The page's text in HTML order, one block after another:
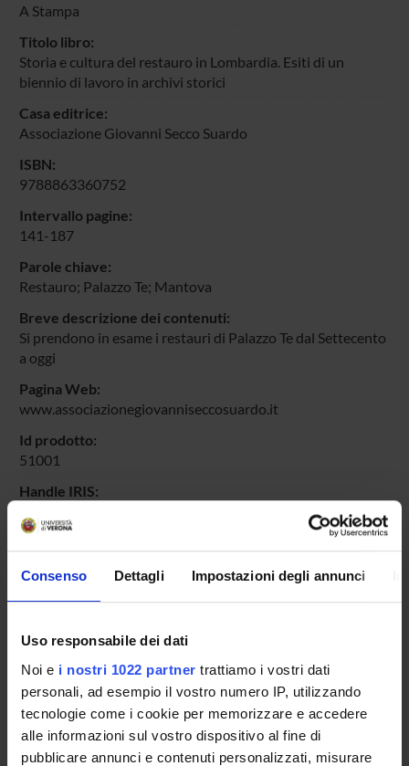
Consenso Dettagli Impostazioni degli annunci
Uso responsabile dei dati
Noi e i nostri 1022 partner trattiamo i vostri dati
personali, ad esempio il vostro numero IP, utilizzando
tecnologie come i cookie per memorizzare e accedere
alle informazioni sul vostro dispositivo al fine di
pubblicare annunci e contenuti personalizzati, misurare
A Stampa
Titolo libro:
Storia e cultura del restauro in Lombardia. Esiti di un
biennio di lavoro in archivi storici
Casa editrice:
Associazione Giovanni Secco Suardo
ISBN:
9788863360752
Intervallo pagine:
141-187
Parole chiave:
Restauro; Palazzo Te; Mantova
Breve descrizione dei contenuti:
Si prendono in esame i restauri di Palazzo Te dal Settecento
a oggi
Pagina Web:
www.associazionegiovanniseccosuardo.it
Id prodotto:
51001
Handle IRIS:
Citazione bibliografica:
Artoni, Paola; Marocchi, G.,I recuperati ambienti di Palazzo
Te in Mantova. Tracce per una storia dei restauri
Storia e
cultura del restauro in Lombardia. Esiti di un biennio di
lavoro in archivi storici,Associazione Giovanni Secco
Suardo,Associazione Giovanni Secco Suardo, 2009